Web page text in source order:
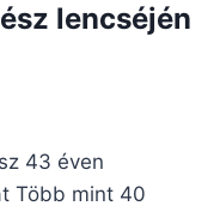
lencséjén
43 éven
Több mint 40